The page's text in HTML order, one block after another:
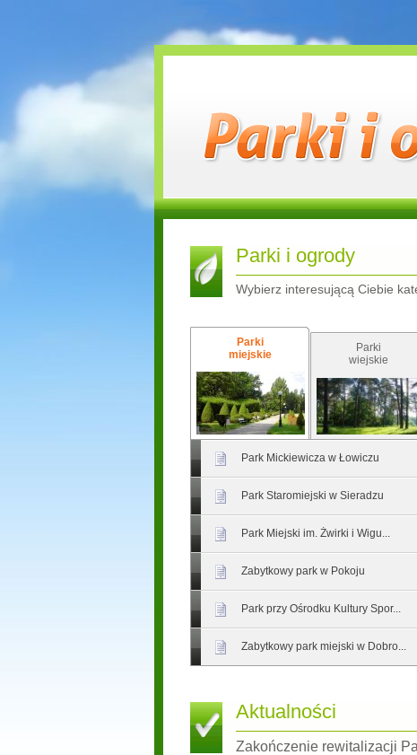
Parki i ogrody
Wybierz interesującą Ciebie
Parki
miejskie
Parki
wiejskie
Park Mickiewicza w Łowiczu
Park Staromiejski w Sieradzu
Park Miejski im. Żwirki i Wigu...
Zabytkowy park w Pokoju
Park przy Ośrodku Kultury Spor...
Zabytkowy park miejski w Dobro...
Aktualności
Zakończenie rewitalizacji